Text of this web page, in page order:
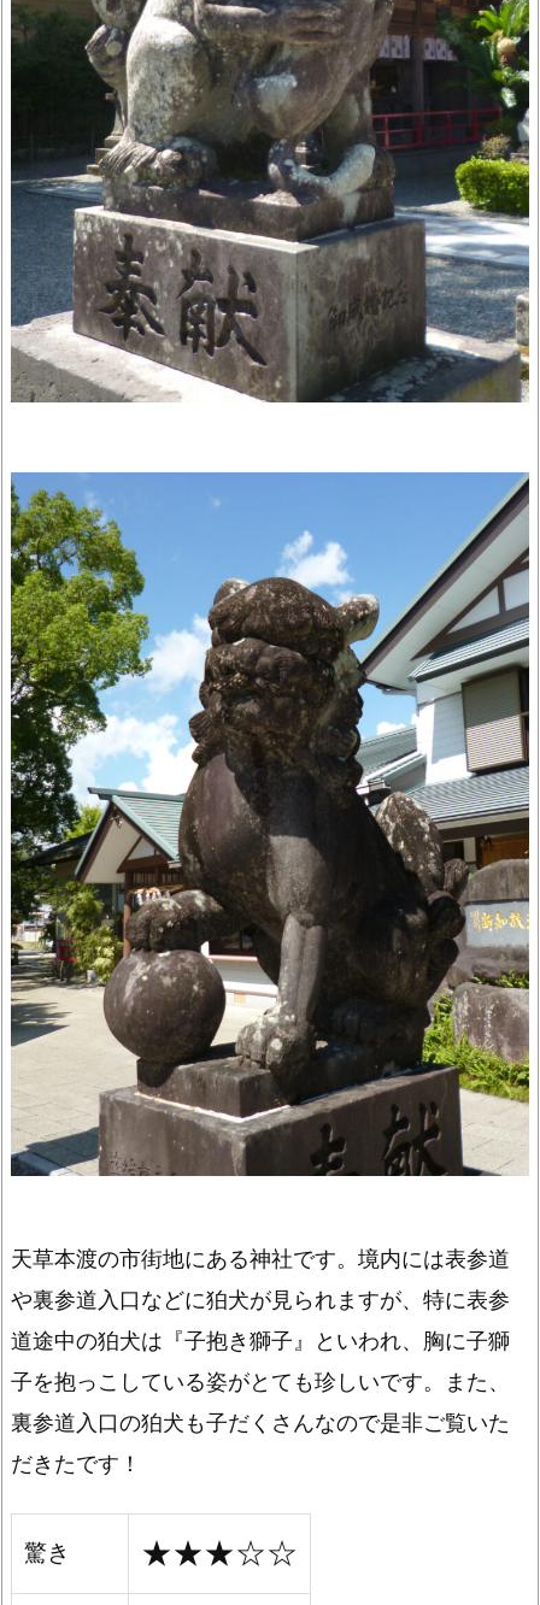
天草本渡の市街地にある神社です。境内には表参道
や裏参道入口などに狛犬が見られますが、特に表参
道途中の狛犬は『子抱き獅子』といわれ、胸に子獅
子を抱っこしている姿がとても珍しいです。また、
裏参道入口の狛犬も子だくさんなので是非ご覧いた
だきたです！
驚き ★★★☆☆